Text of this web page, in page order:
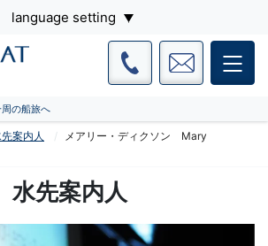
language setting
の船旅へ
案内人
メアリー・ディクソン Mary
水先案内人